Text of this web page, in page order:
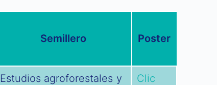
Semillero Poster
Estudios agroforestales y
Clic